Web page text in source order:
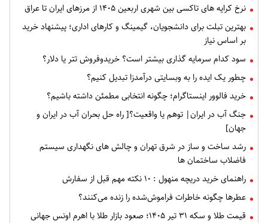
نرخ کرایه های تاکسی بین شهری اربعین ۱۴۰۵ از مرزهای ایران تا عراق
بهترین تبلت برای دانشجویان، گیمینگ و کارهای اداری؛ پیشنهاد خرید
بر اساس نیاز
سود کدام سرمایه گذاری بیشتر است؟ خریدوفروش تتر یا دلار؟
چطور یک ایده را به وبسایتی درآمدزا تبدیل کنیم؟
خرید فالوور اینستاگرام؛ چگونه انتخابی مطمئن داشته باشیم؟
جنگ آب در ایران| توهم یا واقعیت؟[ راه حل بحران آب در ایران و
جهان]
رشد ساخت و ساز در شرق تهران و چالش های نگهداری سیستم
فاضلاب ساختمان ها
راهنمای خرید دریچه منهول : ۱۰ نکته مهم قبل از سفارش
عطرها چگونه خاطرات فراموش‌شده را زنده می‌کنند؟
قیمت طلا و سکه ۳۱ تیر ۱۴۰۵؛ صعود بازار طلا با اهرم اونس جهانی